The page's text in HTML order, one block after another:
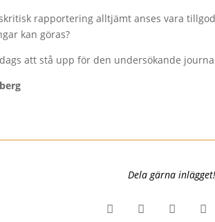
rapportering alltjämt anses vara
kan göras?
att stå upp för den undersökande
Dela gärna inlägget!
   